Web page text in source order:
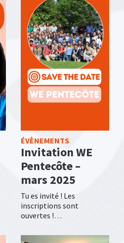
ÉVÈNEMENTS
Invitation WE
Pentecôte –
mars 2025
Tu es invité ! Les
inscriptions sont
ouvertes !…